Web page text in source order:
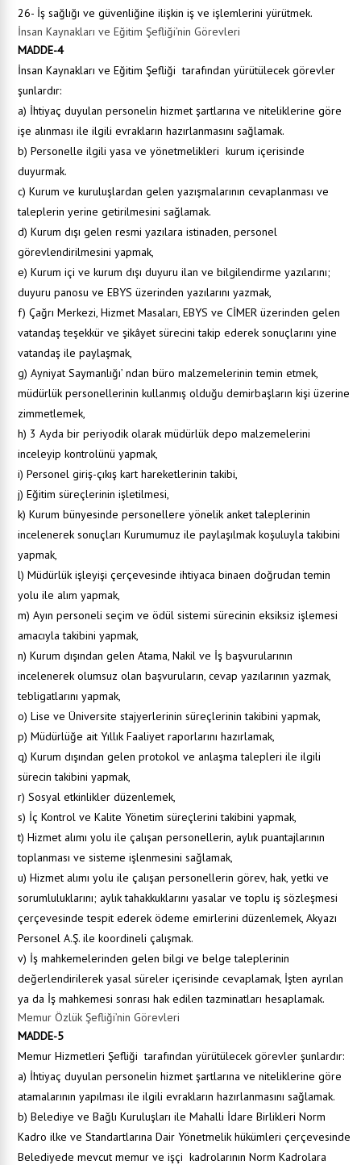
26- İş sağlığı ve güvenliğine ilişkin iş ve işlemlerini yürütmek.
İnsan Kaynakları ve Eğitim Şefliği’nin Görevleri
MADDE-4
İnsan Kaynakları ve Eğitim Şefliği tarafından yürütülecek görevler
şunlardır:
a) İhtiyaç duyulan personelin hizmet şartlarına ve niteliklerine göre
işe alınması ile ilgili evrakların hazırlanmasını sağlamak.
b) Personelle ilgili yasa ve yönetmelikleri kurum içerisinde
duyurmak.
c) Kurum ve kuruluşlardan gelen yazışmalarının cevaplanması ve
taleplerin yerine getirilmesini sağlamak.
d) Kurum dışı gelen resmi yazılara istinaden, personel
görevlendirilmesini yapmak,
e) Kurum içi ve kurum dışı duyuru ilan ve bilgilendirme yazılarını;
duyuru panosu ve EBYS üzerinden yazılarını yazmak,
f) Çağrı Merkezi, Hizmet Masaları, EBYS ve CİMER üzerinden gelen
vatandaş teşekkür ve şikâyet sürecini takip ederek sonuçlarını yine
vatandaş ile paylaşmak,
g) Ayniyat Saymanlığı’ ndan büro malzemelerinin temin etmek,
müdürlük personellerinin kullanmış olduğu demirbaşların kişi üzerine
zimmetlemek,
h) 3 Ayda bir periyodik olarak müdürlük depo malzemelerini
inceleyip kontrolünü yapmak,
i) Personel giriş-çıkış kart hareketlerinin takibi,
j) Eğitim süreçlerinin işletilmesi,
k) Kurum bünyesinde personellere yönelik anket taleplerinin
incelenerek sonuçları Kurumumuz ile paylaşılmak koşuluyla takibini
yapmak,
l) Müdürlük işleyişi çerçevesinde ihtiyaca binaen doğrudan temin
yolu ile alım yapmak,
m) Ayın personeli seçim ve ödül sistemi sürecinin eksiksiz işlemesi
amacıyla takibini yapmak,
n) Kurum dışından gelen Atama, Nakil ve İş başvurularının
incelenerek olumsuz olan başvuruların, cevap yazılarının yazmak,
tebligatlarını yapmak,
o) Lise ve Üniversite stajyerlerinin süreçlerinin takibini yapmak,
p) Müdürlüğe ait Yıllık Faaliyet raporlarını hazırlamak,
q) Kurum dışından gelen protokol ve anlaşma talepleri ile ilgili
sürecin takibini yapmak,
r) Sosyal etkinlikler düzenlemek,
s) İç Kontrol ve Kalite Yönetim süreçlerini takibini yapmak,
t) Hizmet alımı yolu ile çalışan personellerin, aylık puantajlarının
toplanması ve sisteme işlenmesini sağlamak,
u) Hizmet alımı yolu ile çalışan personellerin görev, hak, yetki ve
sorumluluklarını; aylık tahakkuklarını yasalar ve toplu iş sözleşmesi
çerçevesinde tespit ederek ödeme emirlerini düzenlemek, Akyazı
Personel A.Ş. ile koordineli çalışmak.
v) İş mahkemelerinden gelen bilgi ve belge taleplerinin
değerlendirilerek yasal süreler içerisinde cevaplamak, İşten ayrılan
ya da İş mahkemesi sonrası hak edilen tazminatları hesaplamak.
Memur Özlük Şefliği’nin Görevleri
MADDE-5
Memur Hizmetleri Şefliği tarafından yürütülecek görevler şunlardır:
a) İhtiyaç duyulan personelin hizmet şartlarına ve niteliklerine göre
atamalarının yapılması ile ilgili evrakların hazırlanmasını sağlamak.
b) Belediye ve Bağlı Kuruluşları ile Mahalli İdare Birlikleri Norm
Kadro ilke ve Standartlarına Dair Yönetmelik hükümleri çerçevesinde
Belediyede mevcut memur ve işçi kadrolarının Norm Kadrolara